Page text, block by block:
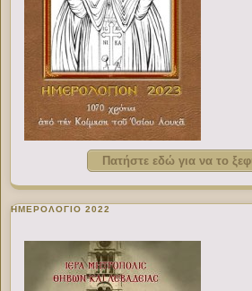
Πατήστε εδώ για να το
ΗΜΕΡΟΛΟΓΙΟ 2022